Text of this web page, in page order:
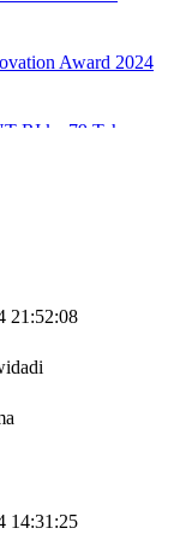
Award 2024
RI ke 79 Tahun
2024
Polaman dan
TRIWIDADI
21:52:08
14:31:25